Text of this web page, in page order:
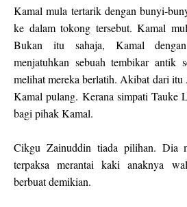
Kamal mula tertarik dengan bunyi-
ke dalam tokong tersebut. Kamal
Bukan itu sahaja, Kamal
menjatuhkan sebuah tembikar antik
melihat mereka berlatih. Akibat dari itu
Kamal pulang. Kerana simpati Tauke
bagi pihak Kamal.
Cikgu Zainuddin tiada pilihan. Dia
terpaksa merantai kaki anaknya
berbuat demikian.